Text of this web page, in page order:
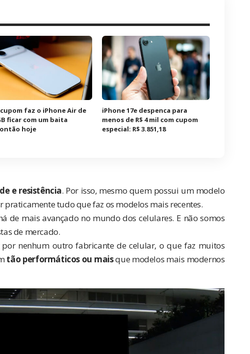
faz o iPhone Air de
ficar com um baita
hoje
iPhone 17e despenca para
menos de R$ 4 mil com cupom
especial: R$ 3.851,18
e resistência. Por isso, mesmo quem possui um modelo
praticamente tudo que faz os modelos mais recentes.
de mais avançado no mundo dos celulares. E não somos
de mercado.
nenhum outro fabricante de celular, o que faz muitos
tão performáticos ou maisque modelos mais modernos